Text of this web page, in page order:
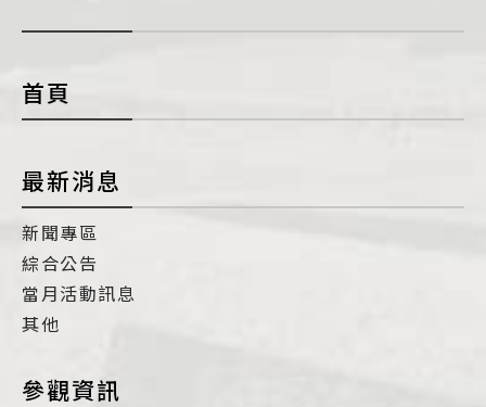
首頁
最新消息
新聞專區
綜合公告
當月活動訊息
其他
參觀資訊